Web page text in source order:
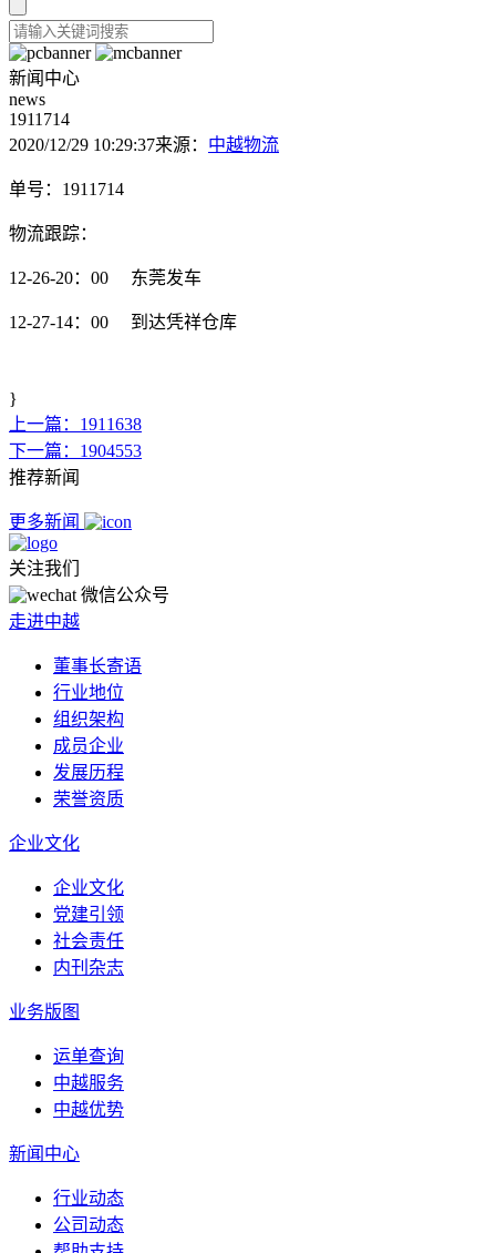
新闻中心
news
1911714
2020/12/29 10:29:37来源： 中越物流
单号：1911714
物流跟踪：
12-26-20：00 东莞发车
12-27-14：00 到达凭祥仓库
}
上一篇：1911638
下一篇：1904553
推荐新闻
更多新闻
关注我们
微信公众号
走进中越
董事长寄语
行业地位
组织架构
成员企业
发展历程
荣誉资质
企业文化
企业文化
党建引领
社会责任
内刊杂志
业务版图
运单查询
中越服务
中越优势
新闻中心
行业动态
公司动态